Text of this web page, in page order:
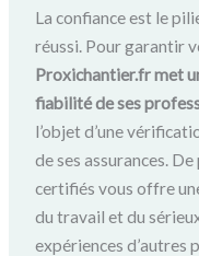
La confiance est le
réussi. Pour garantir
Proxichantier.fr met
fiabilité de ses
l’objet d’une
de ses assurances.
certifiés vous offre
du travail et du
expériences d’autres